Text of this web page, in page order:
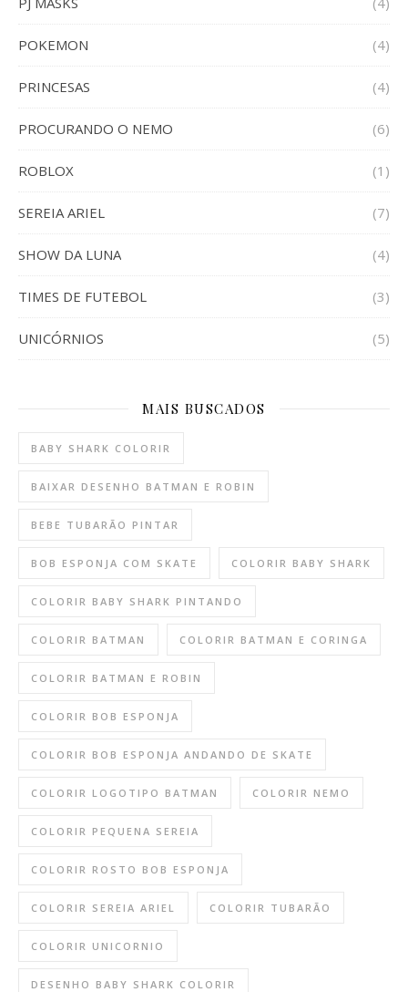
POKEMON (4)
PRINCESAS (4)
PROCURANDO O NEMO (6)
ROBLOX (1)
SEREIA ARIEL (7)
SHOW DA LUNA (4)
TIMES DE FUTEBOL (3)
UNICÓRNIOS (5)
MAIS BUSCADOS
BABY SHARK COLORIR
BAIXAR DESENHO BATMAN E ROBIN
BEBE TUBARÃO PINTAR
BOB ESPONJA COM SKATE COLORIR BABY SHARK
COLORIR BABY SHARK PINTANDO
COLORIR BATMAN COLORIR BATMAN E CORINGA
COLORIR BATMAN E ROBIN
COLORIR BOB ESPONJA
COLORIR BOB ESPONJA ANDANDO DE SKATE
COLORIR LOGOTIPO BATMAN COLORIR NEMO
COLORIR PEQUENA SEREIA
COLORIR ROSTO BOB ESPONJA
COLORIR SEREIA ARIEL COLORIR TUBARÃO
COLORIR UNICORNIO
DESENHO BABY SHARK COLORIR